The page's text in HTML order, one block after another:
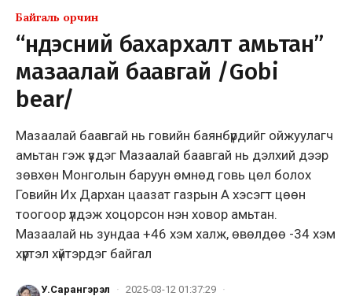
Байгаль орчин
“Үндэсний бахархалт амьтан”
мазаалай баавгай /Gobi
bear/
Мазаалай баавгай нь говийн баянбүрдийг ойжуулагч
амьтан гэж үздэг Мазаалай баавгай нь дэлхий дээр
зөвхөн Монголын баруун өмнөд говь цөл болох
Говийн Их Дархан цаазат газрын А хэсэгт цөөн
тоогоор үлдэж хоцорсон нэн ховор амьтан.
Мазаалай нь зундаа +46 хэм халж, өвөлдөө -34 хэм
хүртэл хүйтэрдэг байгал
У.Сарангэрэл · 2025-03-12 01:37:29 ·